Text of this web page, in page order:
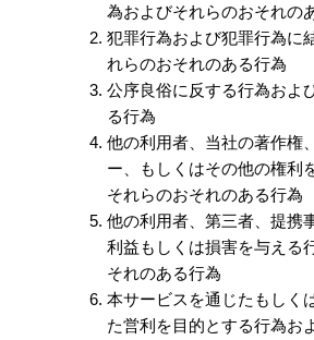
為およびそれらのおそれの
犯罪行為および犯罪行為に
れらのおそれのある行為
公序良俗に反する行為およ
る行為
他の利用者、当社の著作権
ー、もしくはその他の権利
それらのおそれのある行為
他の利用者、第三者、提携
利益もしくは損害を与える
それのある行為
本サービスを通じたもしく
た営利を目的とする行為お